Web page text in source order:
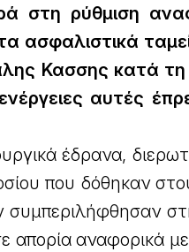
στη ρύθμιση
ασφαλιστικά
Κασσης κατά τη
αυτές
έδρανα,
που δόθηκαν
συμπεριλήφθησαν
απορία αναφορικά